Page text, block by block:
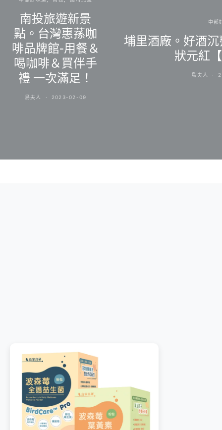
南投旅遊新景
點。台灣惠蓀咖
啡品牌館-用餐＆
喝咖啡＆買伴手
禮 一次滿足！
鳥夫人 2023-02-09
中部
埔里酒廠。好酒
狀元紅
鳥夫人